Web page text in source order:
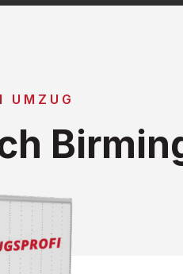
UMZUG